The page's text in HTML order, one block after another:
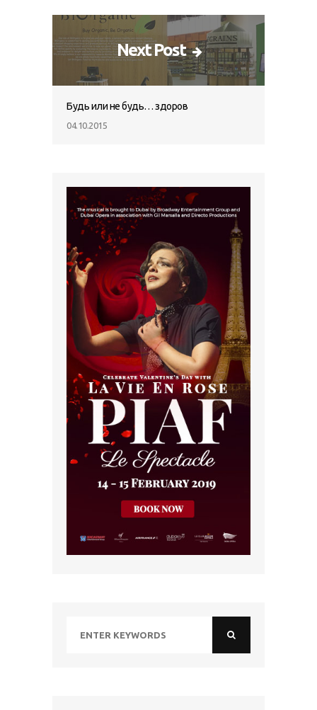
Next Post
Будь или не будь… здоров
04.10.2015